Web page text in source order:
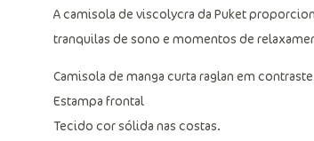
A camisola de viscolycra da Puket
tranquilas de sono e momentos de
Camisola de manga curta raglan em
Estampa frontal
Tecido cor sólida nas costas.